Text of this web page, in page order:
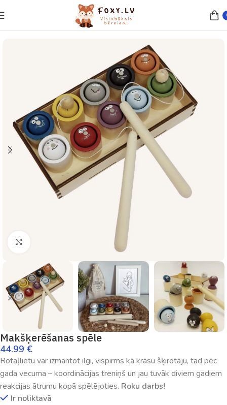
Sākums Koka rotaļlietas
Makšķerēšanas spēle
44.99 €
Rotaļlietu var izmantot ilgi, vispirms kā krāsu šķirotāju, tad pēc
gada vecuma – koordinācijas treniņš un jau tuvāk diviem gadiem
reakcijas ātrumu kopā spēlējoties. Roku darbs!
Ir noliktavā